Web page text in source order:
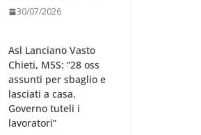
30/07/2026
Asl Lanciano Vasto
Chieti, M5S: “28 oss
assunti per sbaglio e
lasciati a casa.
Governo tuteli i
lavoratori”